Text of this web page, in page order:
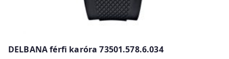
DELBANA férfi karóra 73501.578.6.034